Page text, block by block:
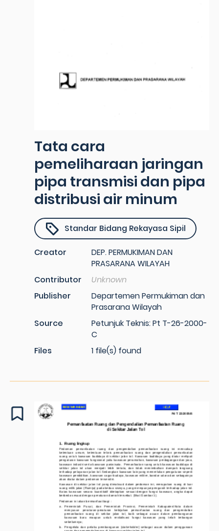
Tata cara
pemeliharaan jaringan
pipa transmisi dan pipa
distribusi air minum
Standar Bidang Rekayasa Sipil
Creator
DEP. PERMUKIMAN DAN
PRASARANA WILAYAH
Contributor
Unknown
Publisher
Departemen Permukiman dan
Prasarana Wilayah
Source
Petunjuk Teknis: Pt T-26-2000-
C
Files
1 file(s) found